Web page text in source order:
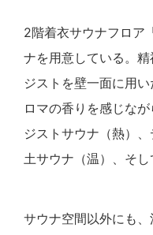
2階着衣サウナフロア
ナを用意している。
ジストを壁一面に用
ロマの香りを感じな
ジストサウナ（熱）
土サウナ（温）、そし
サウナ空間以外にも